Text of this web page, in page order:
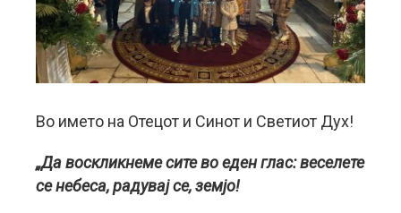
Во името на Отецот и Синот и Светиот Дух!
„Да воскликнеме сите во еден глас: веселете
се небеса, радувај се, земјо!